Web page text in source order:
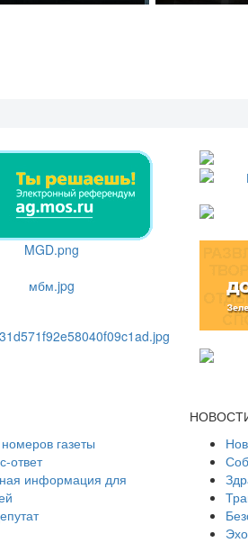
газеты
ответ
информация для